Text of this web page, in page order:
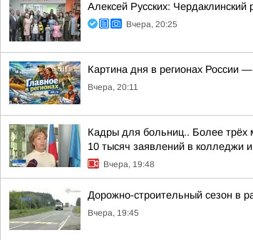
Алексей Русских: Чердаклинский
Вчера, 20:25
Картина дня в регионах России
Вчера, 20:11
Кадры для больниц.. Более трёх
10 тысяч заявлений в колледжи
Вчера, 19:48
Дорожно-строительный сезон в
Вчера, 19:45